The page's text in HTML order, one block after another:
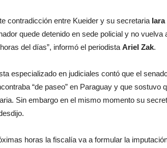
contradicción entre Kueider y su secretaria
quede detenido en sede policial y no vuelva
del días”, informó el periodista Ariel Zak.
especializado en judiciales contó que el
“de paseo” en Paraguay y que sostuvo
Sin embargo en el mismo momento su
horas la fiscalía va a formular la